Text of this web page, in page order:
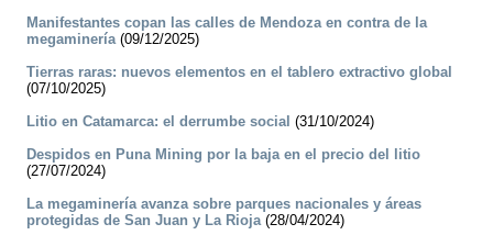
Manifestantes copan las calles de Mendoza en contra de la
megaminería(09/12/2025)
Tierras raras: nuevos elementos en el tablero extractivo global
(07/10/2025)
Litio en Catamarca: el derrumbe social (31/10/2024)
Despidos en Puna Mining por la baja en el precio del litio
(27/07/2024)
La megaminería avanza sobre parques nacionales y áreas
protegidas de San Juan y La Rioja(28/04/2024)